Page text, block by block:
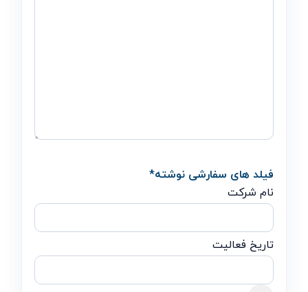
فیلد های سفارشی نوشته*